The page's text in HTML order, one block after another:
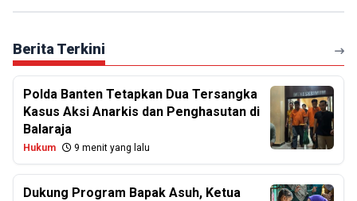
Berita Terkini
Polda Banten Tetapkan Dua Tersangka
Kasus Aksi Anarkis dan Penghasutan di
Balaraja
Hukum 9 menit yang lalu
Dukung Program Bapak Asuh, Ketua